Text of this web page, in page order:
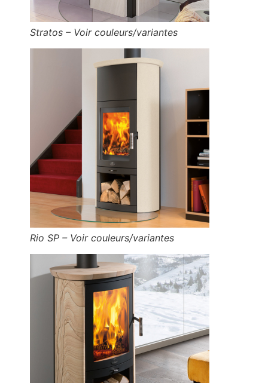
Stratos – Voir couleurs/variantes
Rio SP – Voir couleurs/variantes